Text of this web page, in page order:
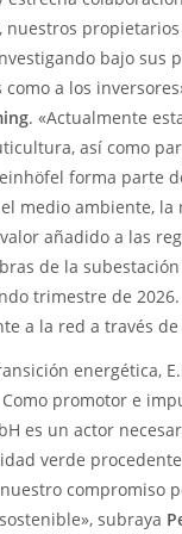
bajo sus
a los
. «Actualmente
así como
forma parte
medio ambiente,
añadido a las
de la
trimestre de
a la red a través
energética,
promotor e
es un actor
verde
compromiso
subraya